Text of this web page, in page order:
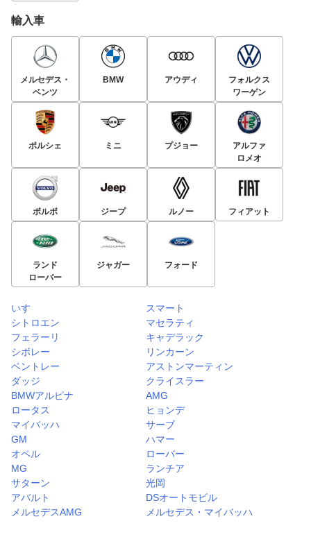
輸入車
メルセデス・
ベンツ
BMW アウディ
フォルクス
ワーゲン
ポルシェ ミニ プジョー
アルファ
ロメオ
ボルボ ジープ ルノー フィアット
ランド
ローバー
ジャガー フォード
いすゞ
スマート
シトロエン
マセラティ
フェラーリ
キャデラック
シボレー
リンカーン
ベントレー
アストンマーティン
ダッジ
クライスラー
BMWアルピナ
AMG
ロータス
ヒョンデ
マイバッハ
サーブ
GM
ハマー
オペル
ローバー
MG
ランチア
サターン
光岡
アバルト
DSオートモビル
メルセデスAMG
メルセデス・マイバッハ